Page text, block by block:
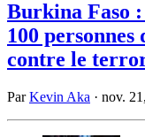
Burkina Faso :
100
contre le
ParKevin Aka · nov.